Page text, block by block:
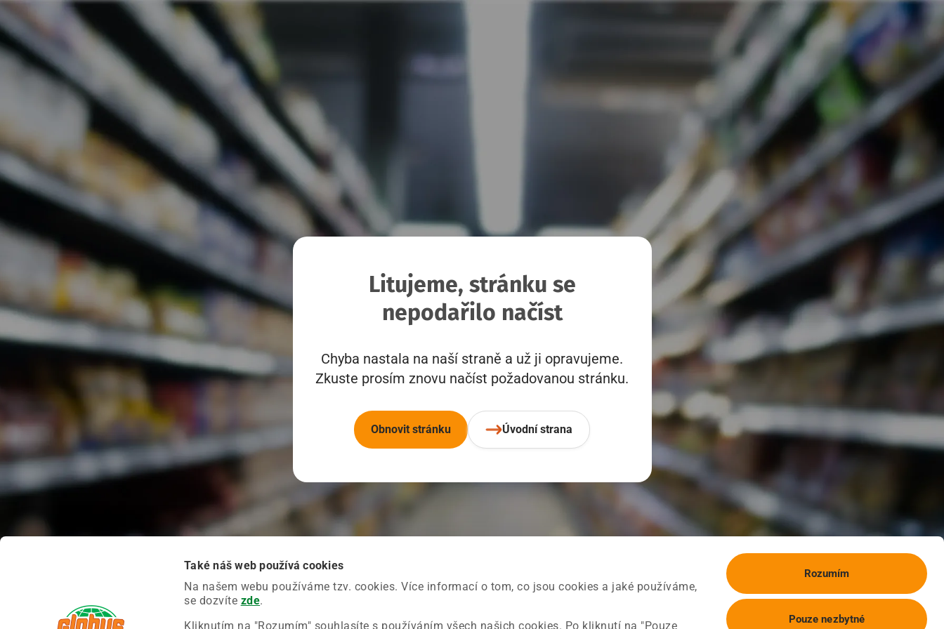
Také náš web používá cookies
Na našem webu používáme tzv. cookies. Více informací o tom, co jsou cookies a jaké používáme,
se dozvíte zde.
Kliknutím na "Rozumím" souhlasíte s používáním všech našich cookies. Po kliknutí na "Pouze
Rozumím
Pouze nezbytné
Litujeme, stránku se
nepodařilo načíst
Chyba nastala na naší straně a už ji opravujeme.
Zkuste prosím znovu načíst požadovanou stránku.
Obnovit stránku Úvodní strana